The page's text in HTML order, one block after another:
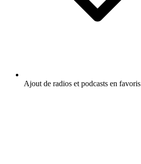
Ajout de radios et podcasts en favoris